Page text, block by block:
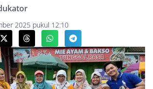
2025 pukul 12:10